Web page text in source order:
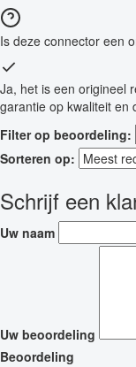
Is deze connector een
Ja, het is een origineel
garantie op kwaliteit en
Filter op beoordeling:
Sorteren op:
Schrijf een
Uw naam
Uw beoordeling
Beoordeling